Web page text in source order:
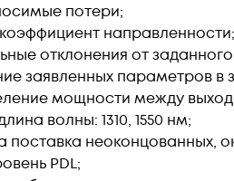
потери;
направленности;
отклонения от
заявленных параметров в
мощности между
волны: 1310, 1550 нм;
поставка неоконцованных,
PDL;